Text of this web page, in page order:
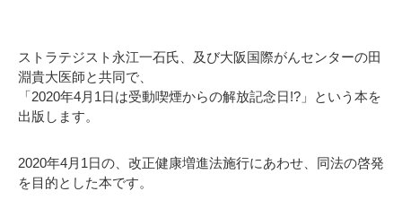
ストラテジスト永江一石氏、及び大阪国際がんセンターの田
淵貴大医師と共同で、
「2020年4月1日は受動喫煙からの解放記念日!?」という本を
出版します。
2020年4月1日の、改正健康増進法施行にあわせ、同法の啓発
を目的とした本です。